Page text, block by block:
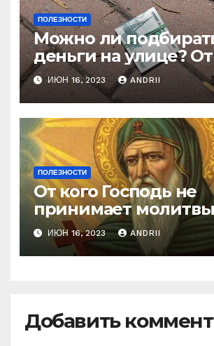
ПОЛЕЗНОСТИ
Можно ли
деньги на улице?
батюшка
ИЮН 16, 2023 ANDRII
ПОЛЕЗНОСТИ
От кого Господь не
принимает
Неожиданные слова
Ефрема Сирина
ИЮН 16, 2023 ANDRII
Добавить